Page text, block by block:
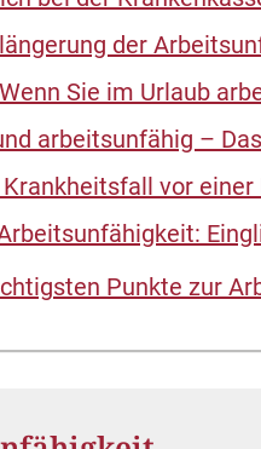
der
Sie im Urlaub
arbeitsunfähig –
vor
Punkte zur